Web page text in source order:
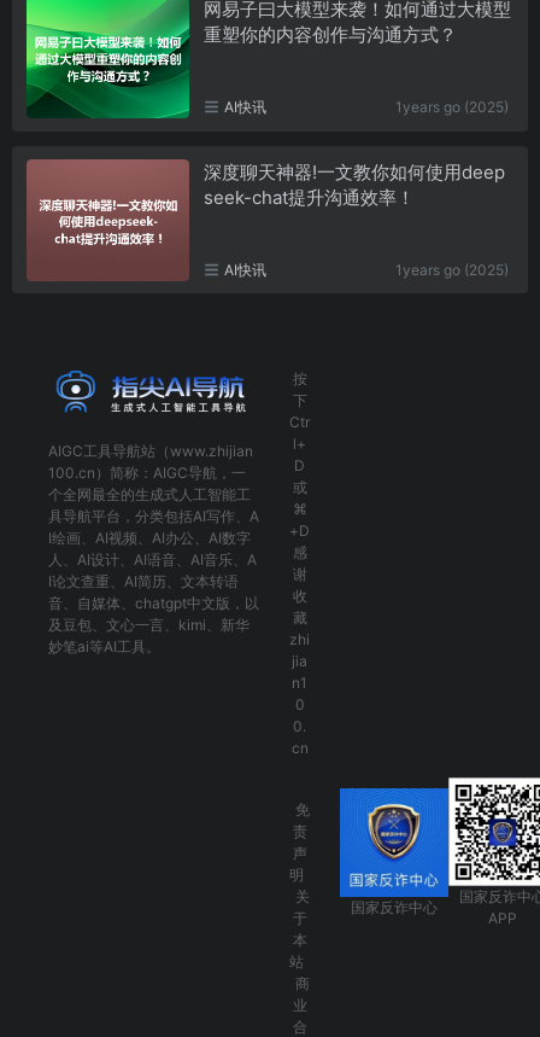
网易子曰大模型来袭！如何通过大模型
重塑你的内容创作与沟通方式？
AI快讯 1years go (2025)
深度聊天神器!一文教你如何使用deep
seek-chat提升沟通效率！
AI快讯 1years go (2025)
AIGC工具导航站（www.zhijian
100.cn）简称： AIGC导航 ，一
个全网最全的生成式人工智能工
具导航平台，分类包括AI写作 、 A
I绘画 、 AI视频 、 AI办公 、 AI数字
人 、 AI设计、 AI语音、 AI音乐、 A
I论文查重 、 AI简历 、 文本转语
音、 自媒体 、 chatgpt中文版 ，以
及 豆包、 文心一言 、 kimi 、 新华
妙笔ai等AI工具。
按
下
Ctr
l+
D
或
⌘
+D
感
谢
收
藏
zhi
jia
n1
0
0.
cn
免
责
声
明
关
于
本
站
商
业
合
国家反诈中心
国家反诈中
APP